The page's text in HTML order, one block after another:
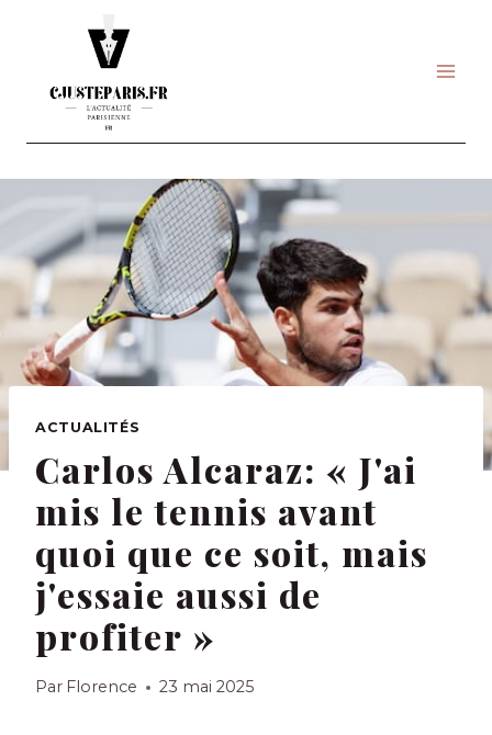
ACTUALITÉS
Carlos Alcaraz: « J'ai
mis le tennis avant
quoi que ce soit, mais
j'essaie aussi de
profiter »
Par Florence 23 mai 2025